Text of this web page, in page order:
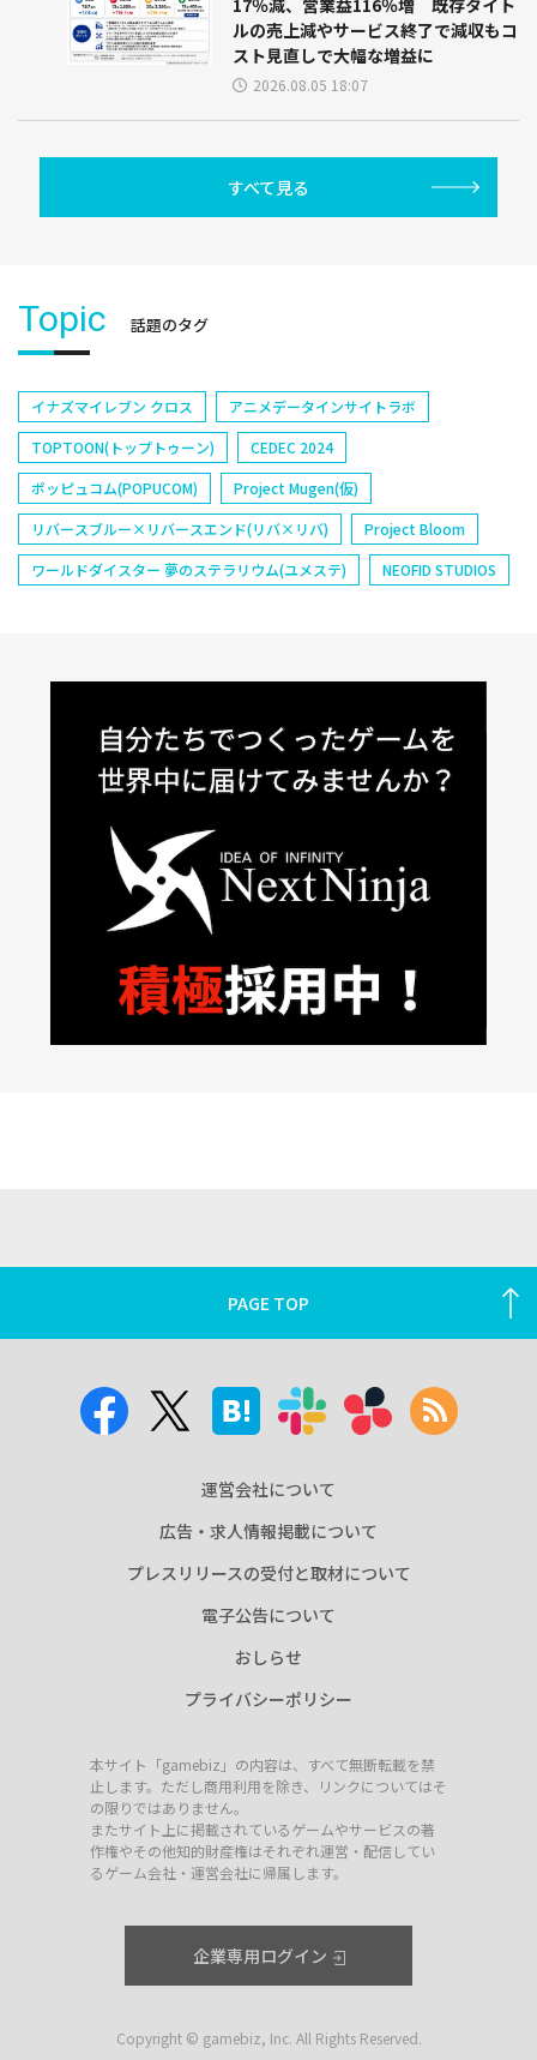
17％減、営業益116％増 既存タイト
ルの売上減やサービス終了で減収もコ
スト見直しで大幅な増益に
2026.08.05 18:07
すべて見る
Topic 話題のタグ
イナズマイレブン クロス
アニメデータインサイトラボ
TOPTOON(トップトゥーン)
CEDEC 2024
ポッピュコム(POPUCOM)
Project Mugen(仮)
リバースブルー×リバースエンド(リバ×リバ)
Project Bloom
ワールドダイスター 夢のステラリウム(ユメステ)
NEOFID STUDIOS
PAGE TOP
運営会社について
広告・求人情報掲載について
プレスリリースの受付と取材について
電子公告について
おしらせ
プライバシーポリシー
本サイト「gamebiz」の内容は、すべて無断転載を禁
止します。ただし商用利用を除き、リンクについてはそ
の限りではありません。
またサイト上に掲載されているゲームやサービスの著
作権やその他知的財産権はそれぞれ運営・配信してい
るゲーム会社・運営会社に帰属します。
企業専用ログイン
Copyright © gamebiz, Inc. All Rights Reserved.